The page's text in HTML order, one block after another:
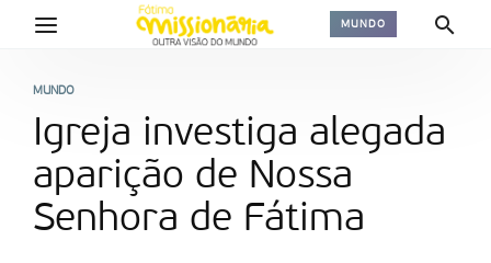
MUNDO
MUNDO
Igreja investiga alegada
aparição de Nossa
Senhora de Fátima